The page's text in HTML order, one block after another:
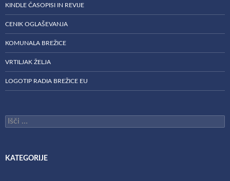
KINDLE ČASOPISI IN REVIJE
CENIK OGLAŠEVANJA
KOMUNALA BREŽICE
VRTILJAK ŽELJA
LOGOTIP RADIA BREŽICE EU
Išči:
KATEGORIJE